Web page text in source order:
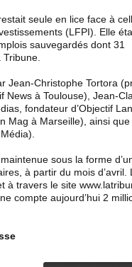
seule en lice face à
(LFPI). Elle
sauvegardés dont 31
Jean-Christophe Tortora
News à Toulouse), Jean-
fondateur d’Objectif
Mag à Marseille), ainsi que
sous la forme
à partir du mois d’avril.
à travers le site
compte aujourd’hui 2